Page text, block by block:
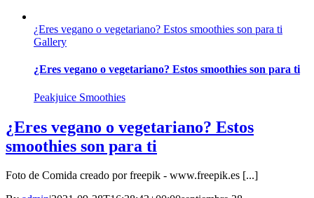
¿Eres vegano o vegetariano? Estos smoothies son para ti
Gallery
¿Eres vegano o vegetariano? Estos smoothies son para ti
Peakjuice Smoothies
¿Eres vegano o vegetariano? Estos
smoothies son para ti
Foto de Comida creado por freepik - www.freepik.es [...]